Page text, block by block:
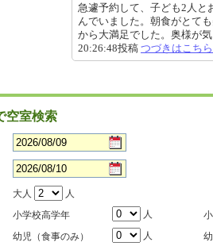
急遽予約して、子ども2人と
んでいました。朝食がとて
から大満足でした。奥様が
20:26:48投稿 つづきはこちら
空室検索
大人
人
小学校高学年
人
幼児（食事のみ）
人